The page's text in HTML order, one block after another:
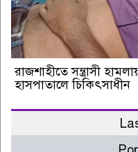
রাজশাহীতে সন্ত্রাসী
হাসপাতালে চিকিৎসাধীন